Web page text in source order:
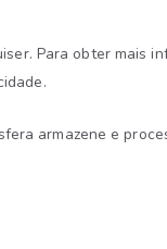
Para obter mais
armazene e